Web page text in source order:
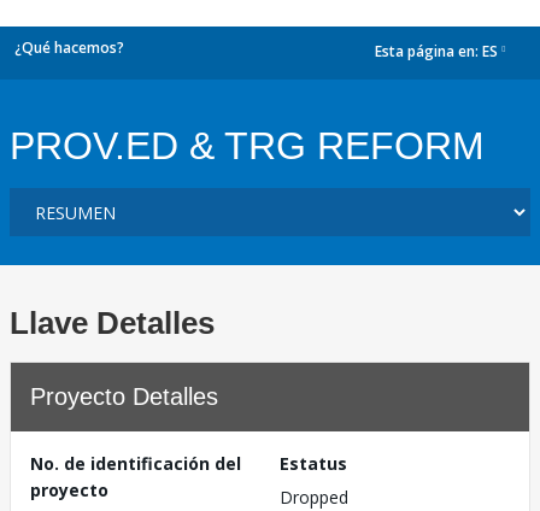
¿Qué hacemos? Esta página en: ES
PROV.ED & TRG REFORM
Llave Detalles
Proyecto Detalles
No. de identificación del
proyecto
Estatus
Dropped